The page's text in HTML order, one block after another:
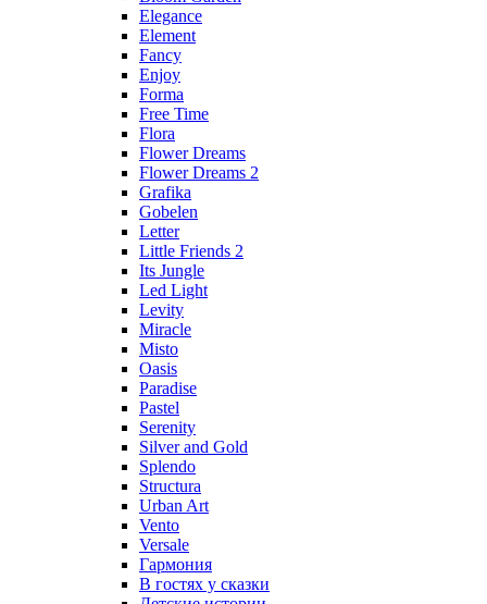
Elegance
Element
Fancy
Enjoy
Forma
Free Time
Flora
Flower Dreams
Flower Dreams 2
Grafika
Gobelen
Letter
Little Friends 2
Its Jungle
Led Light
Levity
Miracle
Misto
Oasis
Paradise
Pastel
Serenity
Silver and Gold
Splendo
Structura
Urban Art
Vento
Versale
Гармония
В гостях у сказки